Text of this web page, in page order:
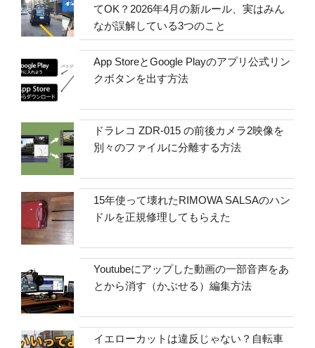
てOK？2026年4月の新ルール、実はみん
なが誤解している3つのこと
App StoreとGoogle Playのアプリ公式リン
クボタンを出す方法
ドラレコ ZDR-015 の前後カメラ2映像を
別々のファイルに分離する方法
15年使って壊れたRIMOWA SALSAのハン
ドルを正規修理してもらえた
Youtubeにアップした動画の一部音声をあ
とから消す（かぶせる）編集方法
イエローカットは違反じゃない？自転車